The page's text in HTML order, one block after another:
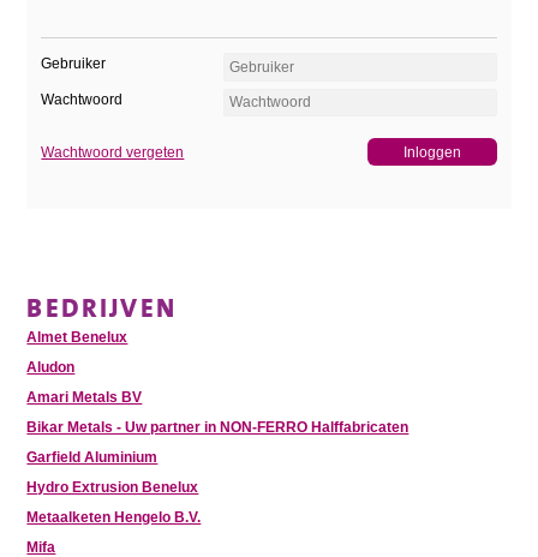
Gebruiker
Wachtwoord
Wachtwoord vergeten
BEDRIJVEN
Almet Benelux
Aludon
Amari Metals BV
Bikar Metals - Uw partner in NON-FERRO Halffabricaten
Garfield Aluminium
Hydro Extrusion Benelux
Metaalketen Hengelo B.V.
Mifa